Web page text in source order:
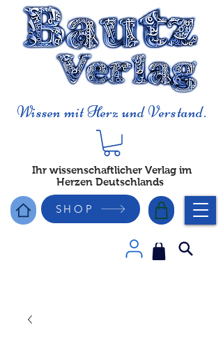
Wissen mit Herz und Verstand.
Ihr wissenschaftlicher Verlag im
Herzen Deutschlands
SHOP